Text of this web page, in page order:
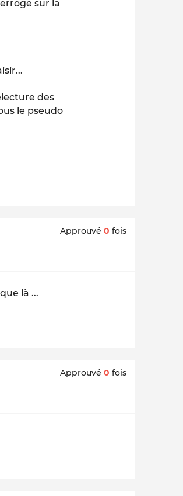
sur la
des
le pseudo
Approuvé 0 fois
là ...
Approuvé 0 fois